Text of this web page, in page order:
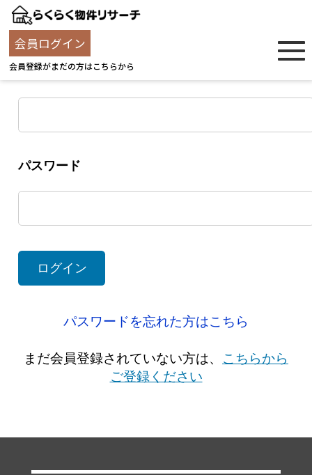
会員ログイン
会員登録がまだの方はこちらから
ユーザー名
パスワード
パスワードを忘れた方はこちら
まだ会員登録されていない方は、 こちらから
ご登録ください